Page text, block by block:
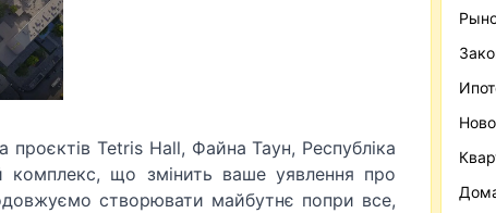
проєктів Tetris Hall, Файна Таун, Республіка
комплекс, що змінить ваше уявлення про
створювати майбутнє попри все,